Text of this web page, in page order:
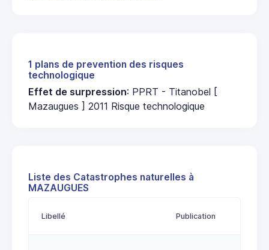
1 plans de prevention des risques
technologique
Effet de surpression: PPRT - Titanobel [
Mazaugues ] 2011 Risque technologique
Liste des Catastrophes naturelles à
MAZAUGUES
Libellé Publication